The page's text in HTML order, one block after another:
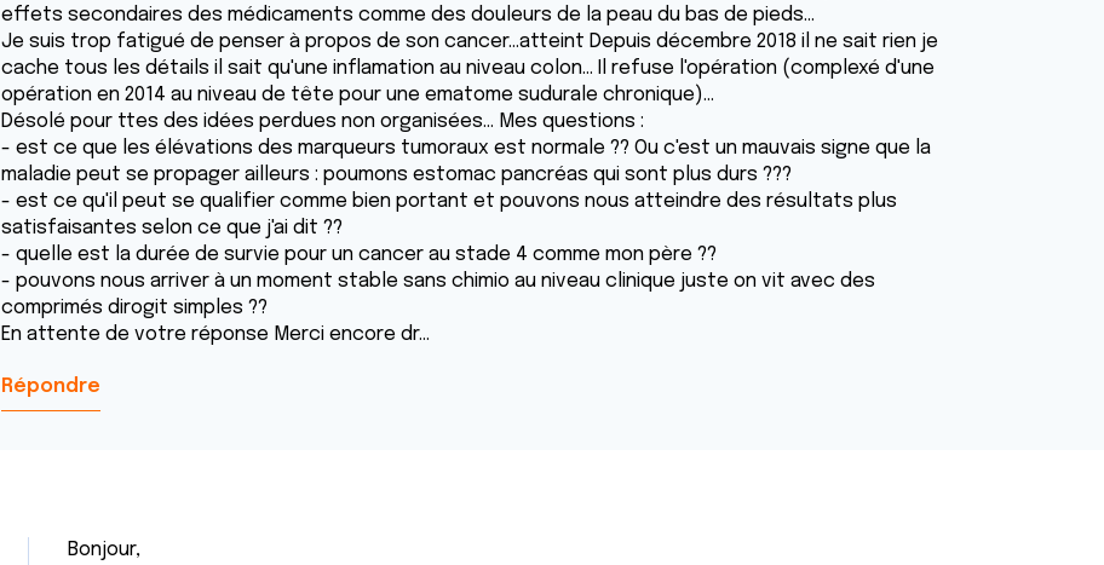
effets secondaires des médicaments comme des douleurs de la peau du bas de pieds...
Je suis trop fatigué de penser à propos de son cancer...atteint Depuis décembre 2018 il ne sait rien je
cache tous les détails il sait qu'une inflamation au niveau colon... Il refuse l'opération (complexé d'une
opération en 2014 au niveau de tête pour une ematome sudurale chronique)...
Désolé pour ttes des idées perdues non organisées... Mes questions :
- est ce que les élévations des marqueurs tumoraux est normale ?? Ou c'est un mauvais signe que la
maladie peut se propager ailleurs : poumons estomac pancréas qui sont plus durs ???
- est ce qu'il peut se qualifier comme bien portant et pouvons nous atteindre des résultats plus
satisfaisantes selon ce que j'ai dit ??
- quelle est la durée de survie pour un cancer au stade 4 comme mon père ??
- pouvons nous arriver à un moment stable sans chimio au niveau clinique juste on vit avec des
comprimés dirogit simples ??
En attente de votre réponse Merci encore dr...
Répondre
Bonjour,